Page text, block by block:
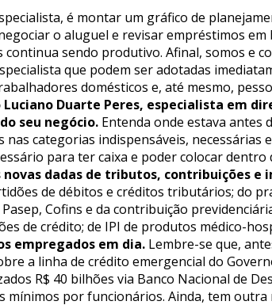
é montar um gráfico de
o aluguel e revisar empréstimos
sendo produtivo. Afinal, somos e
que podem ser adotadas
domésticos e, até mesmo,
Luciano Duarte Peres, especialista em
seu negócio. Entenda onde estava antes
categorias indispensáveis,
para ter caixa e poder colocar
novas dadas de tributos, contribuições e
de débitos e créditos tributários; do
Pasep, Cofins e da contribuição
de crédito; de IPI de produtos médico-
empregados em dia. Lembre-se que,
a linha de crédito emergencial do
R$ 40 bilhões via Banco Nacional de
mínimos por funcionários. Ainda, tem